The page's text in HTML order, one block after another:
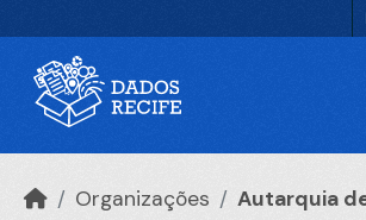
Organizações Autarquia